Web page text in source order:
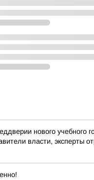
нового учебного
власти, эксперты